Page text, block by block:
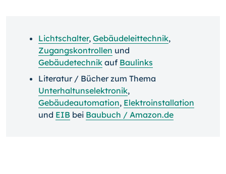
Lichtschalter, Gebäudeleittechnik,
Zugangskontrollen und
Gebäudetechnik auf Baulinks
Literatur / Bücher zum Thema
Unterhaltunselektronik,
Gebäudeautomation, Elektroinstallation
und EIB bei Baubuch / Amazon.de